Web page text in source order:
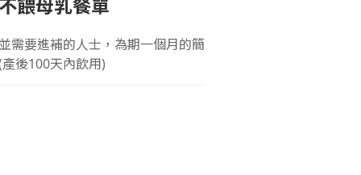
餵母乳餐單
需要進補的人士，為期一個月的簡
後100天內飲用)